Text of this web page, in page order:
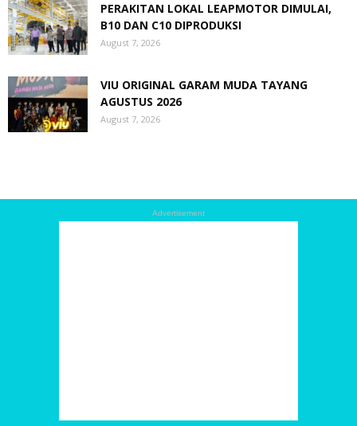
PERAKITAN LOKAL LEAPMOTOR DIMULAI,
B10 DAN C10 DIPRODUKSI
August 7, 2026
VIU ORIGINAL GARAM MUDA TAYANG
AGUSTUS 2026
August 7, 2026
Advertisement